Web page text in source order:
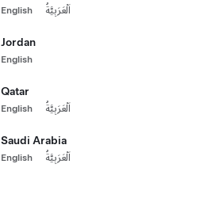
English اَلْعَرَبِيَّةُ
Jordan
English
Qatar
English اَلْعَرَبِيَّةُ
Saudi Arabia
English اَلْعَرَبِيَّةُ